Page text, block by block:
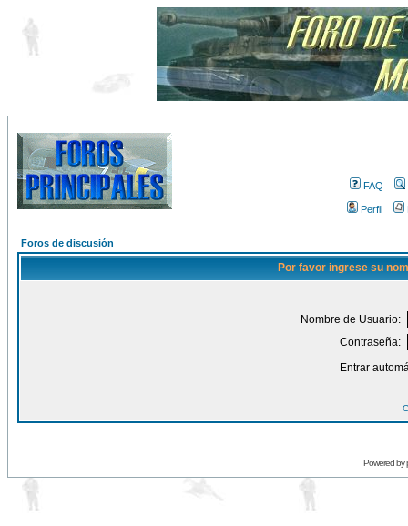
FAQ
Perfil
Foros de discusión
Por favor ingrese su
Nombre de Usuario:
Contraseña:
Entrar
Powered by